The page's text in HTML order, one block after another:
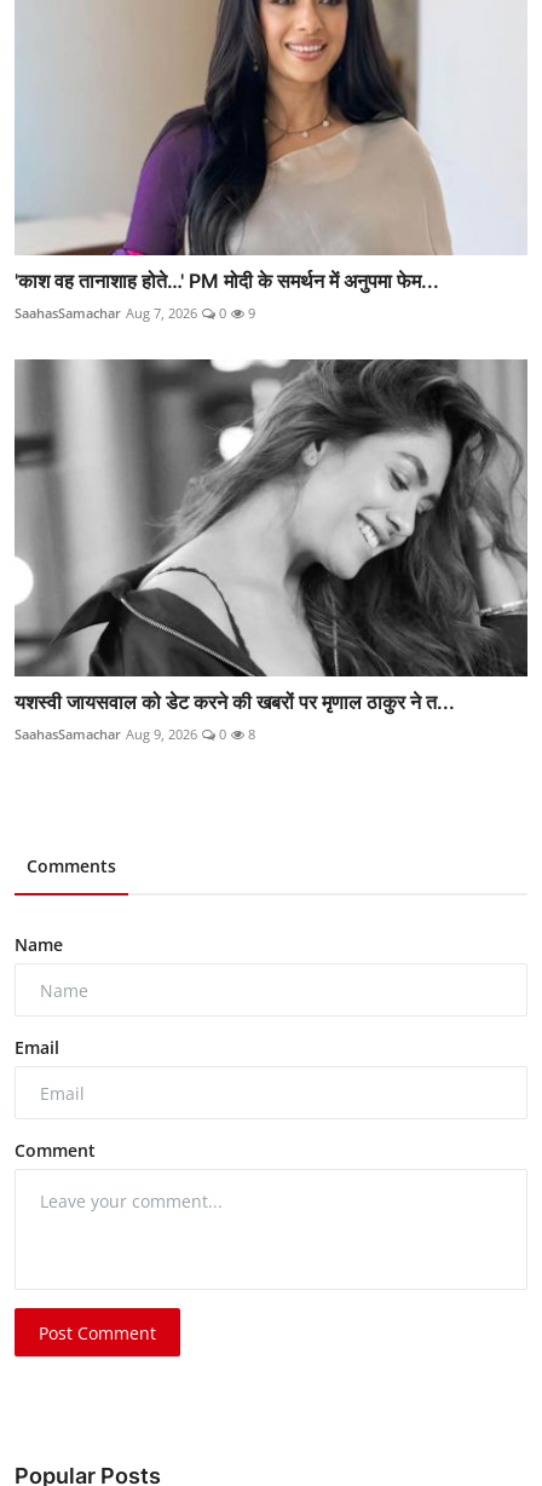
'काश वह तानाशाह होते…' PM मोदी के समर्थन में अनुपमा फेम...
SaahasSamachar Aug 7, 2026 0 9
यशस्वी जायसवाल को डेट करने की खबरों पर मृणाल ठाकुर ने त...
SaahasSamachar Aug 9, 2026 0 8
Comments
Name
Email
Comment
Post Comment
Popular Posts